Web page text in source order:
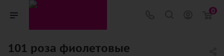
0
101 роза фиолетовые